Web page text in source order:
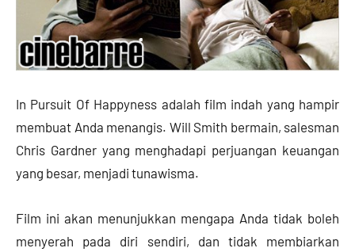
In Pursuit Of Happyness adalah film indah yang hampir
membuat Anda menangis. Will Smith bermain, salesman
Chris Gardner yang menghadapi perjuangan keuangan
yang besar, menjadi tunawisma.
Film ini akan menunjukkan mengapa Anda tidak boleh
menyerah pada diri sendiri, dan tidak membiarkan